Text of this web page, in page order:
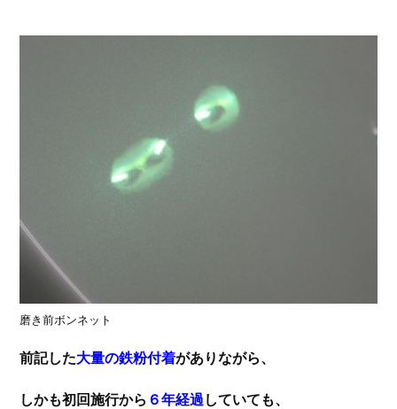
磨き前ボンネット
前記した大量の鉄粉付着がありながら、
しかも初回施行から ６年経過 していても、